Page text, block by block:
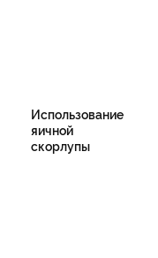
Использование
яичной
скорлупы